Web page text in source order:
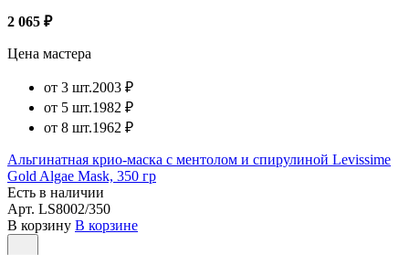
2 065 ₽
Цена мастера
от 3 шт.2003 ₽
от 5 шт.1982 ₽
от 8 шт.1962 ₽
Альгинатная крио-маска с ментолом и спирулиной Levissime
Gold Algae Mask, 350 гр
Есть в наличии
Арт. LS8002/350
В корзину В корзине